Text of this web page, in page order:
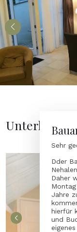
Sehr
Dder
Daher
Jahre
hierfür
und
Unterkünfte